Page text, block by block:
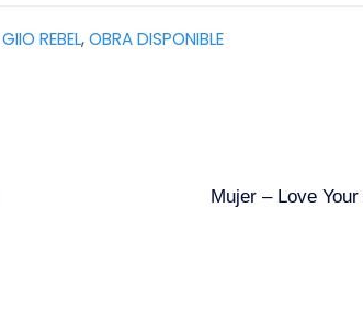
GIIO REBEL,OBRA DISPONIBLE
Mujer – Love